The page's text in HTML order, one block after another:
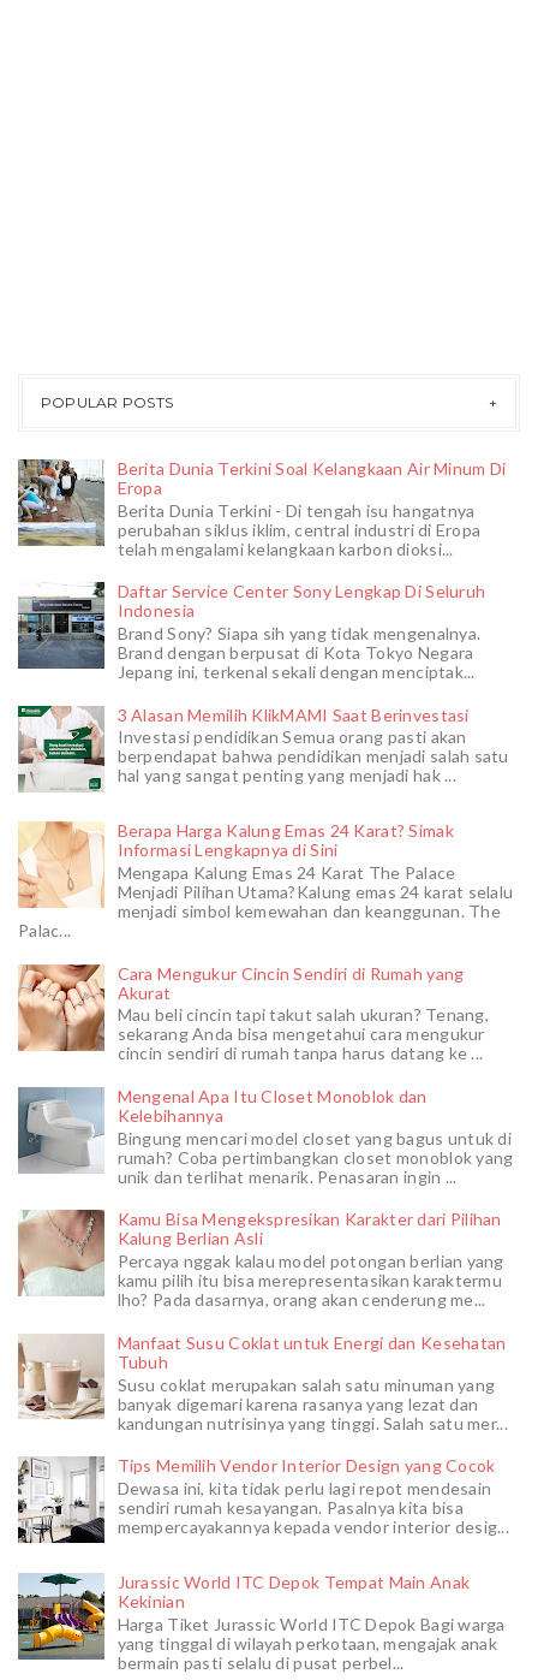
POPULAR POSTS
Berita Dunia Terkini Soal Kelangkaan Air Minum Di
Eropa
Berita Dunia Terkini - Di tengah isu hangatnya
perubahan siklus iklim, central industri di Eropa
telah mengalami kelangkaan karbon dioksi...
Daftar Service Center Sony Lengkap Di Seluruh
Indonesia
Brand Sony? Siapa sih yang tidak mengenalnya.
Brand dengan berpusat di Kota Tokyo Negara
Jepang ini, terkenal sekali dengan menciptak...
3 Alasan Memilih KlikMAMI Saat Berinvestasi
Investasi pendidikan Semua orang pasti akan
berpendapat bahwa pendidikan menjadi salah satu
hal yang sangat penting yang menjadi hak ...
Berapa Harga Kalung Emas 24 Karat? Simak
Informasi Lengkapnya di Sini
Mengapa Kalung Emas 24 Karat The Palace
Menjadi Pilihan Utama?Kalung emas 24 karat selalu
menjadi simbol kemewahan dan keanggunan. The
Palac...
Cara Mengukur Cincin Sendiri di Rumah yang
Akurat
Mau beli cincin tapi takut salah ukuran? Tenang,
sekarang Anda bisa mengetahui cara mengukur
cincin sendiri di rumah tanpa harus datang ke ...
Mengenal Apa Itu Closet Monoblok dan
Kelebihannya
Bingung mencari model closet yang bagus untuk di
rumah? Coba pertimbangkan closet monoblok yang
unik dan terlihat menarik. Penasaran ingin ...
Kamu Bisa Mengekspresikan Karakter dari Pilihan
Kalung Berlian Asli
Percaya nggak kalau model potongan berlian yang
kamu pilih itu bisa merepresentasikan karaktermu
lho? Pada dasarnya, orang akan cenderung me...
Manfaat Susu Coklat untuk Energi dan Kesehatan
Tubuh
Susu coklat merupakan salah satu minuman yang
banyak digemari karena rasanya yang lezat dan
kandungan nutrisinya yang tinggi. Salah satu mer...
Tips Memilih Vendor Interior Design yang Cocok
Dewasa ini, kita tidak perlu lagi repot mendesain
sendiri rumah kesayangan. Pasalnya kita bisa
mempercayakannya kepada vendor interior desig...
Jurassic World ITC Depok Tempat Main Anak
Kekinian
Harga Tiket Jurassic World ITC Depok Bagi warga
yang tinggal di wilayah perkotaan, mengajak anak
bermain pasti selalu di pusat perbel...